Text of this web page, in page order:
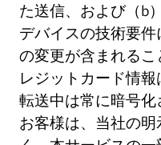
た送信、および（b
デバイスの技術要
の変更が含まれる
レジットカード情
転送中は常に暗号化
お客様は、当社の